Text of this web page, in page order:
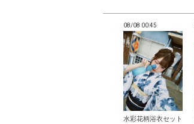
08/08 00:45
水彩花柄浴衣セット